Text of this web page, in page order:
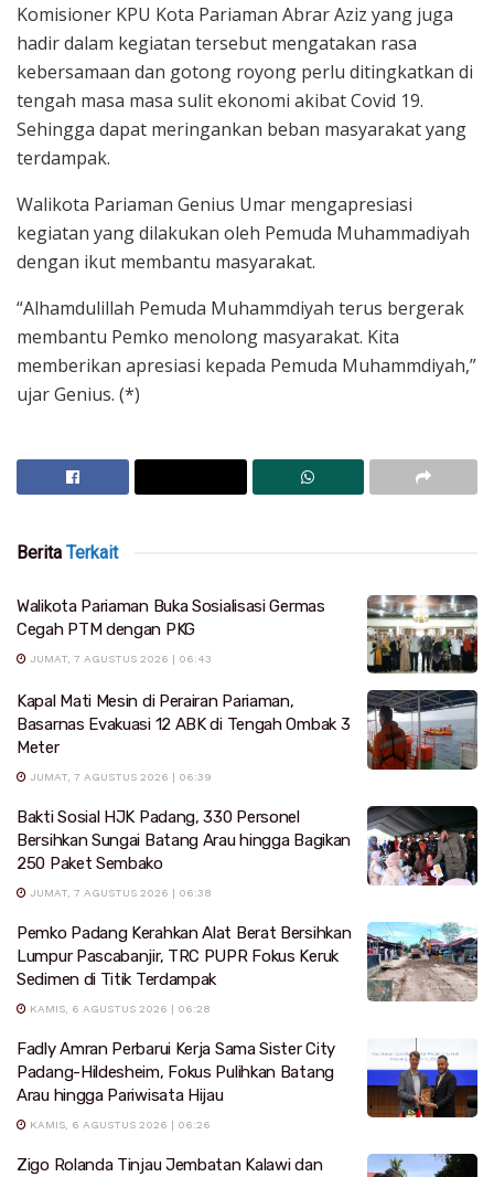
Komisioner KPU Kota Pariaman Abrar Aziz yang juga
hadir dalam kegiatan tersebut mengatakan rasa
kebersamaan dan gotong royong perlu ditingkatkan di
tengah masa masa sulit ekonomi akibat Covid 19.
Sehingga dapat meringankan beban masyarakat yang
terdampak.
Walikota Pariaman Genius Umar mengapresiasi
kegiatan yang dilakukan oleh Pemuda Muhammadiyah
dengan ikut membantu masyarakat.
“Alhamdulillah Pemuda Muhammdiyah terus bergerak
membantu Pemko menolong masyarakat. Kita
memberikan apresiasi kepada Pemuda Muhammdiyah,”
ujar Genius. (*)
Berita Terkait
Walikota Pariaman Buka Sosialisasi Germas
Cegah PTM dengan PKG
JUMAT, 7 AGUSTUS 2026 | 06:43
Kapal Mati Mesin di Perairan Pariaman,
Basarnas Evakuasi 12 ABK di Tengah Ombak 3
Meter
JUMAT, 7 AGUSTUS 2026 | 06:39
Bakti Sosial HJK Padang, 330 Personel
Bersihkan Sungai Batang Arau hingga Bagikan
250 Paket Sembako
JUMAT, 7 AGUSTUS 2026 | 06:38
Pemko Padang Kerahkan Alat Berat Bersihkan
Lumpur Pascabanjir, TRC PUPR Fokus Keruk
Sedimen di Titik Terdampak
KAMIS, 6 AGUSTUS 2026 | 06:28
Fadly Amran Perbarui Kerja Sama Sister City
Padang-Hildesheim, Fokus Pulihkan Batang
Arau hingga Pariwisata Hijau
KAMIS, 6 AGUSTUS 2026 | 06:26
Zigo Rolanda Tinjau Jembatan Kalawi dan